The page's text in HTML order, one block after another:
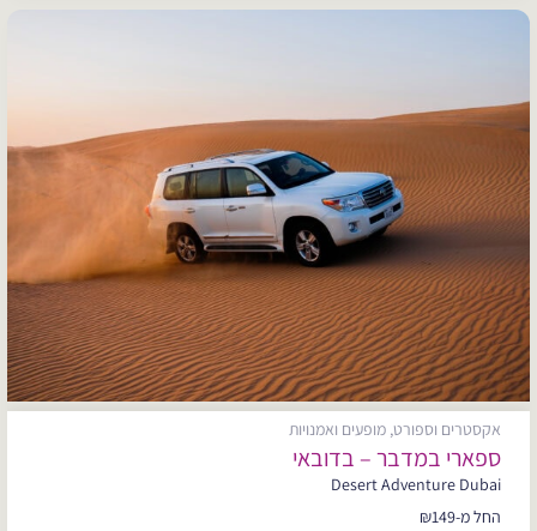
אקסטרים וספורט, מופעים ואמנויות
ספארי במדבר – בדובאי
Desert Adventure Dubai
החל מ-₪149